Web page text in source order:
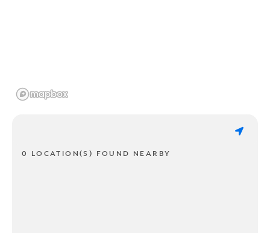
0 LOCATION(S) FOUND NEARBY